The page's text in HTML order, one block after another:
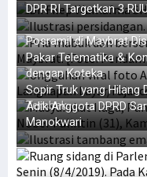
DPR RI Targetkan 3
Posramil di Maybrat
Pakar Telematika &
dengan Koteka
Sopir Truk yang Hilang
Tembak
Adik Anggota DPRD
Manokwari